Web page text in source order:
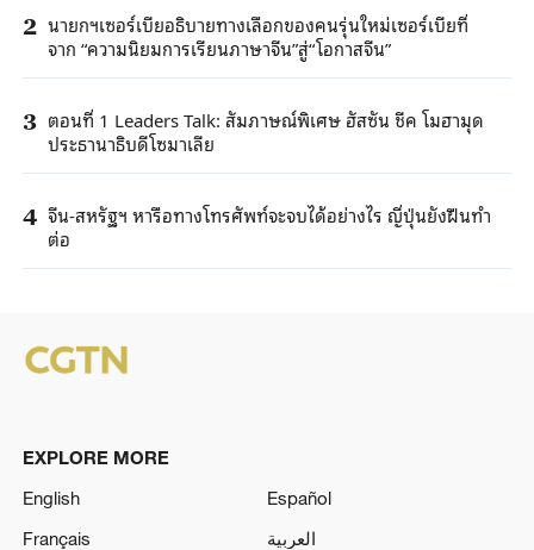
2 นายกฯเซอร์เบียอธิบายทางเลือกของคนรุ่นใหม่เซอร์เบียที่
จาก “ความนิยมการเรียนภาษาจีน”สู่“โอกาสจีน”
3 ตอนที่ 1 Leaders Talk: สัมภาษณ์พิเศษ ฮัสซัน ชีค โมฮามุด
ประธานาธิบดีโซมาเลีย
4 จีน-สหรัฐฯ หารือทางโทรศัพท์จะจบได้อย่างไร ญี่ปุ่นยังฝืนทำ
ต่อ
EXPLORE MORE
English
Español
Français
العربية